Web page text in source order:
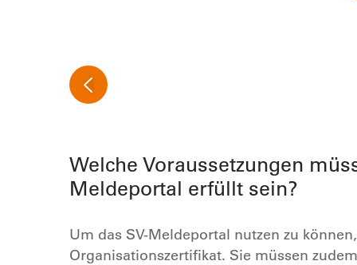
Welche Voraussetzungen
Meldeportal erfüllt sein?
Um das SV-Meldeportal nutzen zu
Organisationszertifikat. Sie müssen